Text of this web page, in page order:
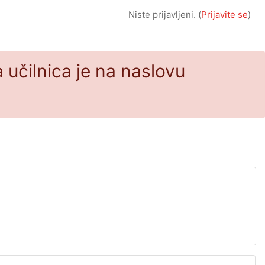
učilnica je na naslovu
Niste prijavljeni. (Prijavite se)